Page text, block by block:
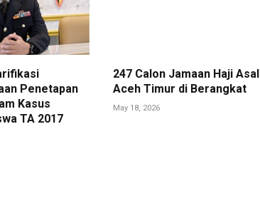
Penetapan
Kasus
TA 2017
247 Calon Jamaan Haji Asal
Aceh Timur di Berangkat
May 18, 2026